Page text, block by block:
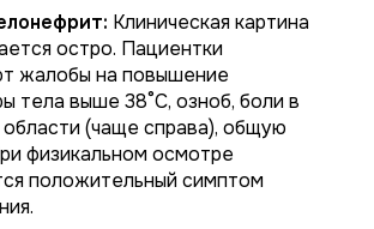
Клиническая картина
остро. Пациентки
жалобы на повышение
тела выше 38°C, озноб, боли в
области (чаще справа), общую
физикальном осмотре
положительный симптом